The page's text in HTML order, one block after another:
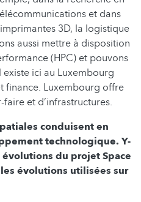
et dans
3D, la logistique
aussi mettre à disposition
(HPC) et pouvons
existe ici au Luxembourg
finance. Luxembourg offre
et d’infrastructures.
conduisent en
technologique. Y-
du projet Space
évolutions utilisées sur